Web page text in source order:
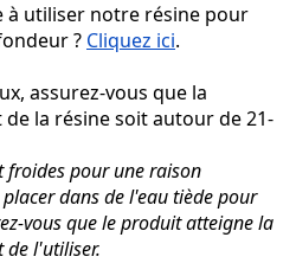
à utiliser notre résine pour
? Cliquez ici.
assurez-vous que la
la résine soit autour de 21-
froides pour une raison
dans de l'eau tiède pour
vous que le produit atteigne la
l'utiliser.